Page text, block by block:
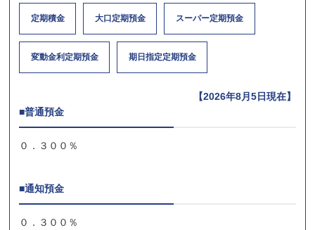
定期積金 大口定期預金 スーパー定期預金
変動金利定期預金 期日指定定期預金
【2026年8月5日現在】
■普通預金
０．３００％
■通知預金
０．３００％